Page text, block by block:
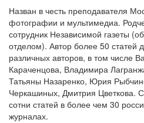
Назван в честь преподавателя
фотографии и мультимедиа.
сотрудник Независимой газеты
отделом). Автор более 50 статей
различных авторов, в том числе
Караченцова, Владимира
Татьяны Назаренко, Юрия
Черкашиных, Дмитрия Цветкова.
сотни статей в более чем 30
журналах.